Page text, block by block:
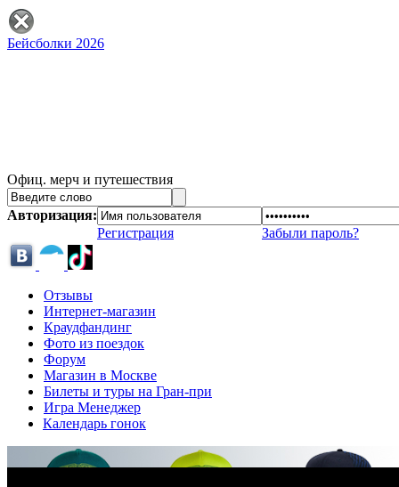
Бейсболки 2026
Офиц. мерч и путешествия
Авторизация:
Регистрация
Забыли пароль?
Отзывы
Интернет-магазин
Краудфандинг
Фото из поездок
Форум
Магазин в Москве
Билеты и туры на Гран-при
Игра Менеджер
Календарь гонок